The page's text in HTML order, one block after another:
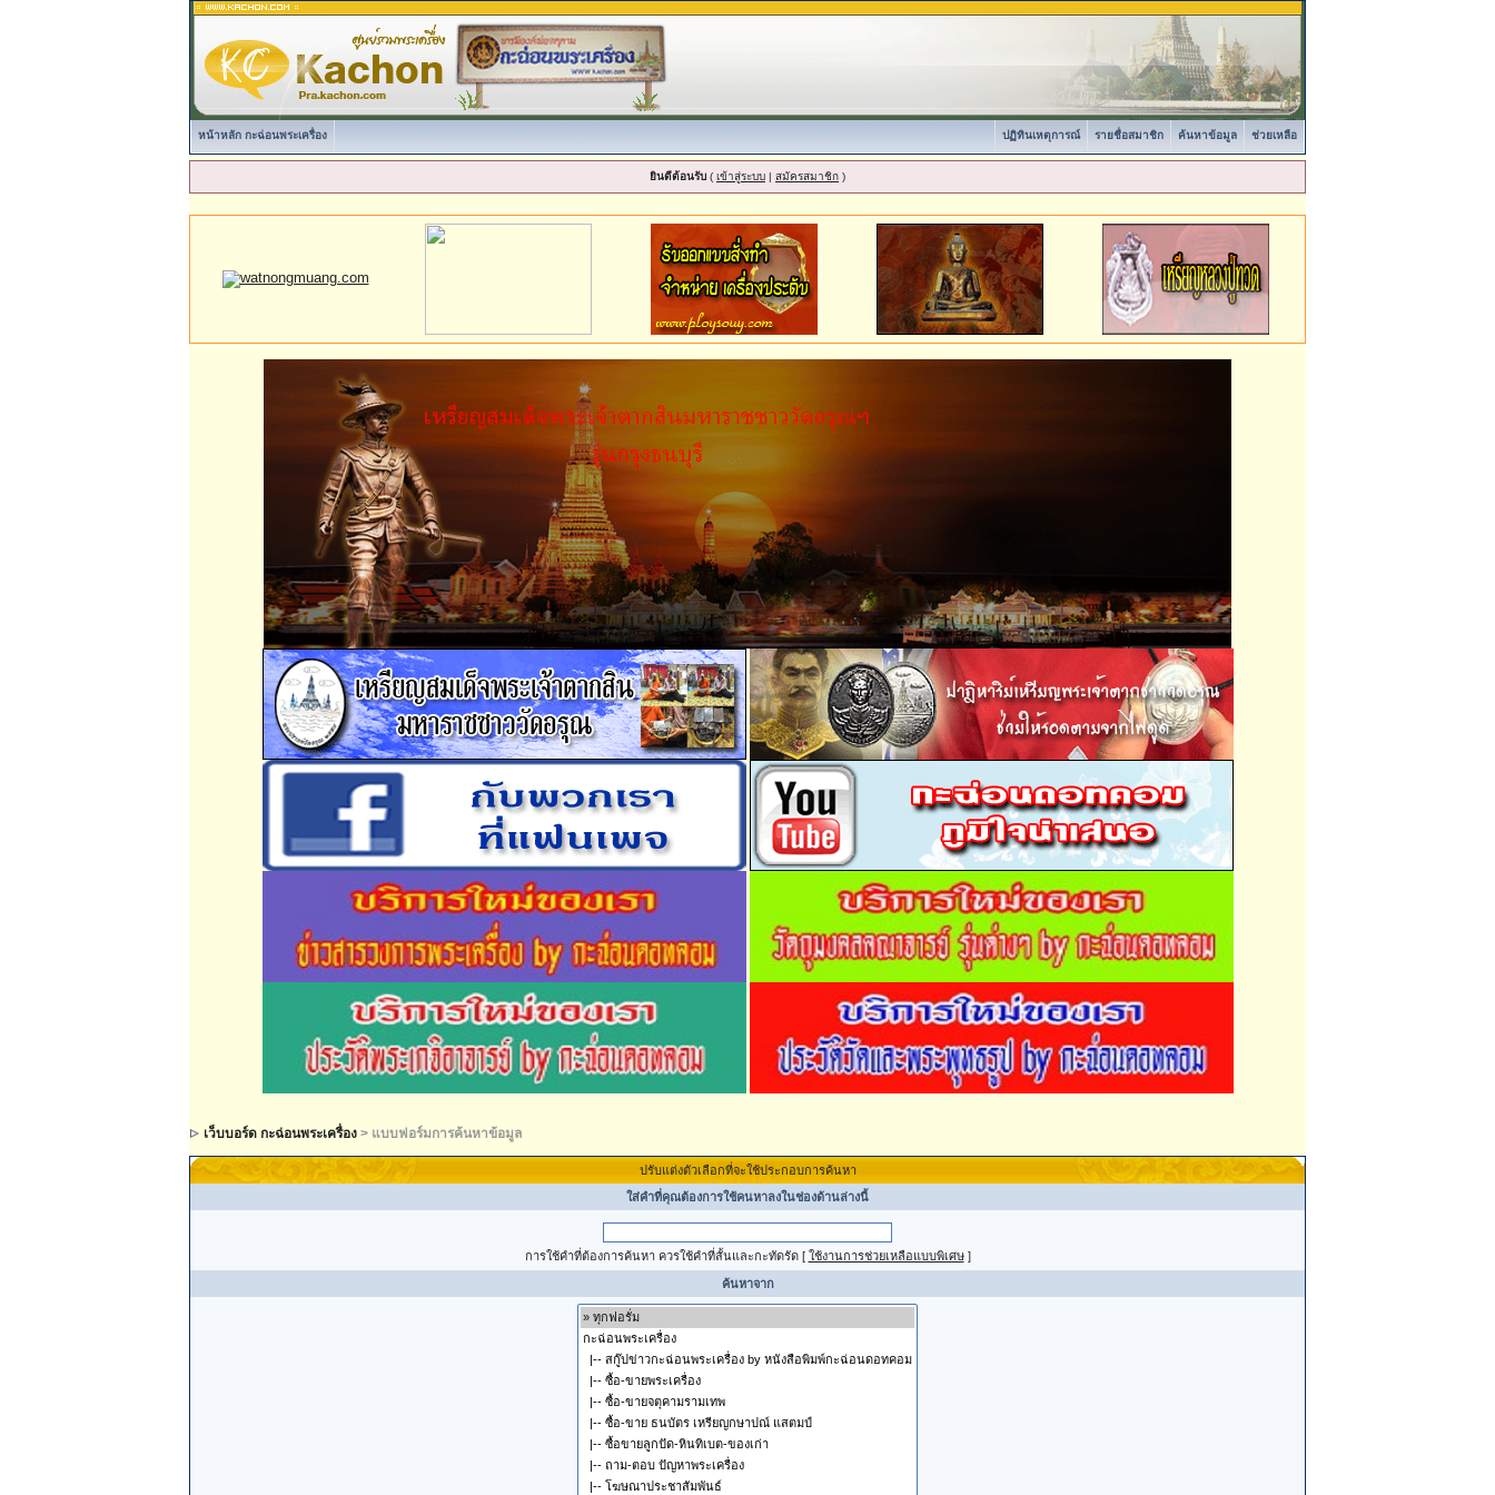
หน้าหลัก กะฉ่อนพระเครื่อง ช่วยเหลือ
ค้นหาข้อมูล
รายชื่อสมาชิก
ปฏิทินเหตุการณ์
ยินดีต้อนรับ ( เข้าสู่ระบบ | สมัครสมาชิก )
เว็บบอร์ด กะฉ่อนพระเครื่อง > แบบฟอร์มการค้นหาข้อมูล
ปรับแต่งตัวเลือกที่จะใช้ประกอบการค้นหา
ใส่คำที่คุณต้องการใช้คนหาลงในช่องด้านล่างนี้
การใช้คำที่ต้องการค้นหา ควรใช้คำที่สั้นและกะทัดรัด[ ใช้งานการช่วยเหลือแบบพิเศษ]
ค้นหาจาก